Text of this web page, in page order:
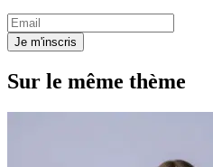
Je m'inscris
Sur le même thème